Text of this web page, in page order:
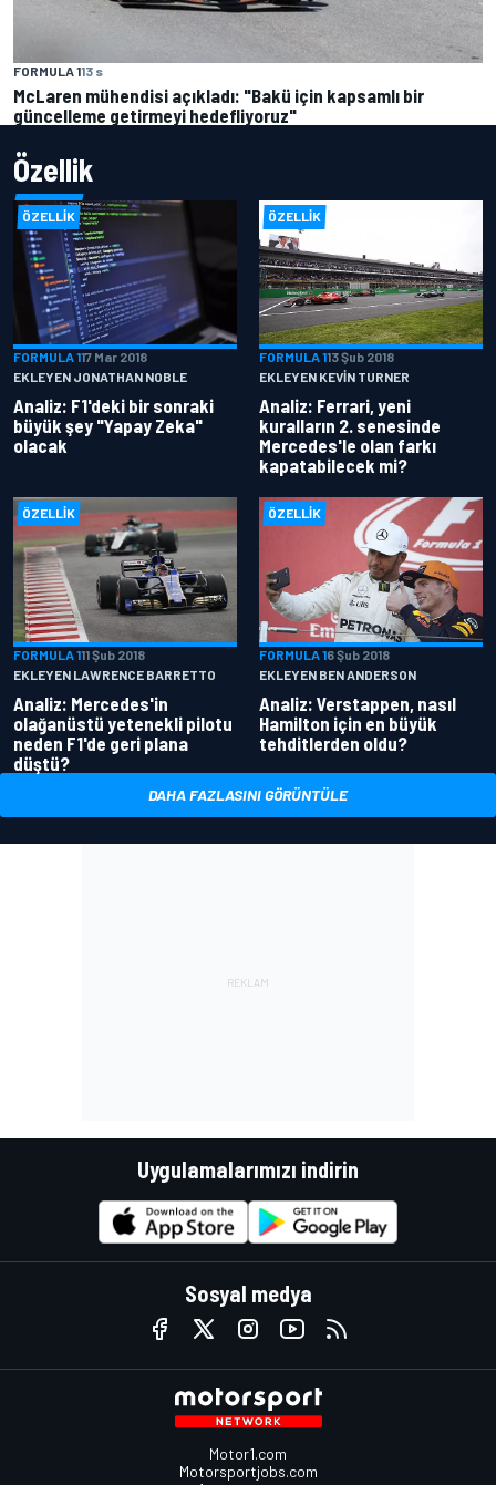
FORMULA 113 s
McLaren mühendisi açıkladı: "Bakü için kapsamlı bir
güncelleme getirmeyi hedefliyoruz"
Özellik
ÖZELLIK
FORMULA 117 Mar 2018
EKLEYEN JONATHAN NOBLE
Analiz: F1'deki bir sonraki
büyük şey "Yapay Zeka"
olacak
ÖZELLIK
FORMULA 113 Şub 2018
EKLEYEN KEVIN TURNER
Analiz: Ferrari, yeni
kuralların 2. senesinde
Mercedes'le olan farkı
kapatabilecek mi?
ÖZELLIK
FORMULA 111 Şub 2018
EKLEYEN LAWRENCE BARRETTO
Analiz: Mercedes'in
olağanüstü yetenekli pilotu
neden F1'de geri plana
düştü?
ÖZELLIK
FORMULA 16 Şub 2018
EKLEYEN BEN ANDERSON
Analiz: Verstappen, nasıl
Hamilton için en büyük
tehditlerden oldu?
DAHA FAZLASINI GÖRÜNTÜLE
Uygulamalarımızı indirin
Sosyal medya
Motor1.com
Motorsportjobs.com